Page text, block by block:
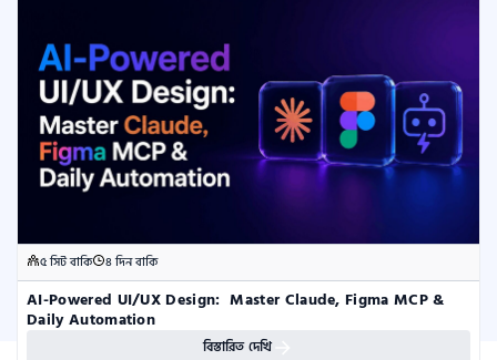
৫ সিট বাকি ৪ দিন বাকি
AI-Powered UI/UX Design:  Master Claude, Figma MCP &
Daily Automation
বিস্তারিত দেখি